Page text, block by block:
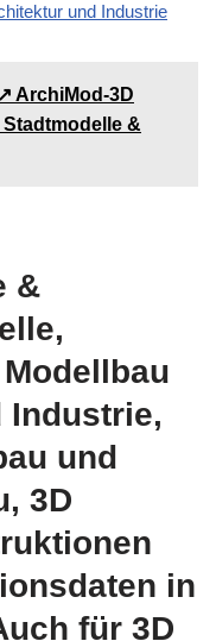
und Industrie
ArchiMod-3D
&
&
Industrie,
und
3D
in
für 3D